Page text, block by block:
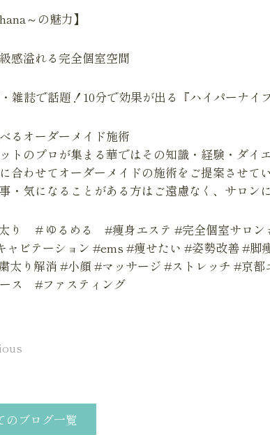
～の魅力】
感溢れる完全個室空間
雑誌で話題！10分で効果が出る『ハイパーナイ
るオーダーメイド施術
トのプロが集まる華ではその知識・経験・ダイ
合わせてオーダーメイドの施術をご提案させて
・気になることがある方はご遠慮なく、サロン
り ＃ゆるめる #痩身エステ #完全個室サロン
ビテーション #ems #痩せたい #姿勢改善 #脚
太り解消 #小顔 #マッサージ #ストレッチ #京
ス #ファスティング
のブログ一覧